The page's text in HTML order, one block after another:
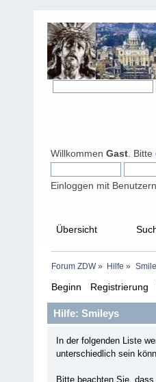
Willkommen Gast . Bitte
Einloggen mit
Übersicht
Forum ZDW» Hilfe »
Beginn Registrierung
Hilfe: Smileys
In der folgenden Liste
unterschiedlich sein
Bitte beachten Sie,